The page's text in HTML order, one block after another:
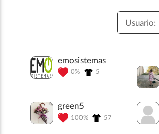
Usuario:
emosistemas
0% 5
green5
100% 57